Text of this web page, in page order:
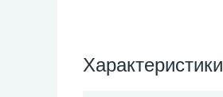
Характеристики